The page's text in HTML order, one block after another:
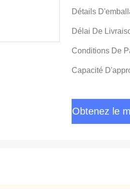
Détails
Délai De
Conditions De
Capacité
Obtenez le